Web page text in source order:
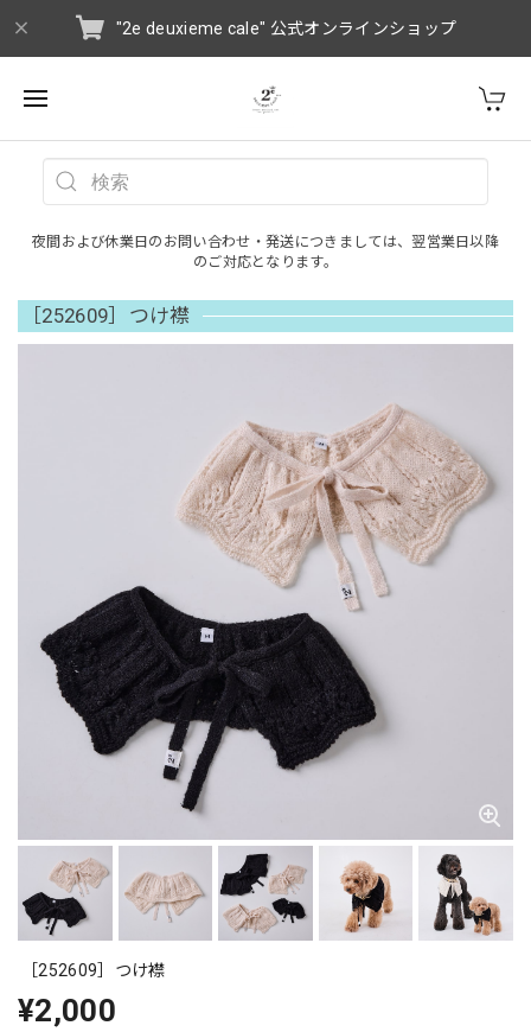
"2e deuxieme cale" 公式オンラインショップ
夜間および休業日のお問い合わせ・発送につきましては、翌営業日以降
のご対応となります。
［252609］つけ襟
［252609］つけ襟
¥2,000